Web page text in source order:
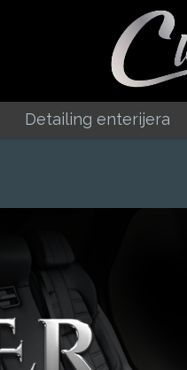
Detailing enterijera